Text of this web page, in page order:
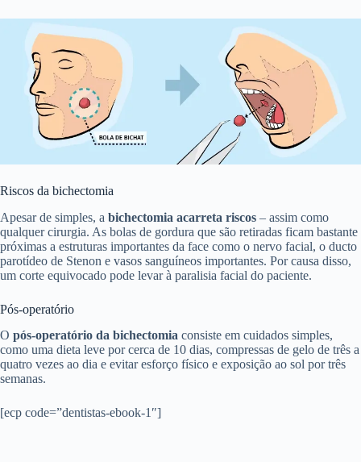
Riscos da bichectomia
Apesar de simples, a bichectomia acarreta riscos – assim como
qualquer cirurgia. As bolas de gordura que são retiradas ficam bastante
próximas a estruturas importantes da face como o nervo facial, o ducto
parotídeo de Stenon e vasos sanguíneos importantes. Por causa disso,
um corte equivocado pode levar à paralisia facial do paciente.
Pós-operatório
O pós-operatório da bichectomia consiste em cuidados simples,
como uma dieta leve por cerca de 10 dias, compressas de gelo de três a
quatro vezes ao dia e evitar esforço físico e exposição ao sol por três
semanas.
[ecp code=”dentistas-ebook-1″]